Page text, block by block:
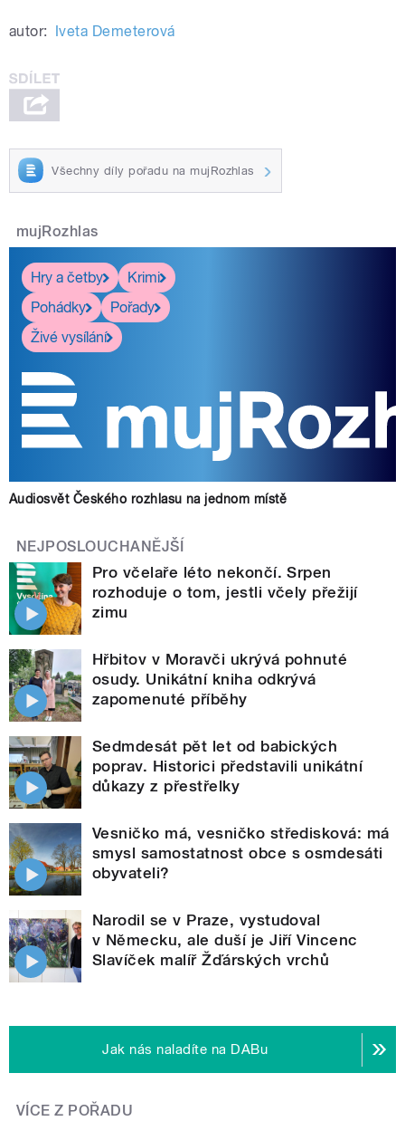
autor: Iveta Demeterová
Všechny díly pořadu na mujRozhlas
mujRozhlas
Hry a četby
Krimi
Pohádky
Pořady
Živé vysílání
Audiosvět Českého rozhlasu na jednom místě
NEJPOSLOUCHANĚJŠÍ
Pro včelaře léto nekončí. Srpen
rozhoduje o tom, jestli včely přežijí
zimu
Hřbitov v Moravči ukrývá pohnuté
osudy. Unikátní kniha odkrývá
zapomenuté příběhy
Sedmdesát pět let od babických
poprav. Historici představili unikátní
důkazy z přestřelky
Vesničko má, vesničko středisková: má
smysl samostatnost obce s osmdesáti
obyvateli?
Narodil se v Praze, vystudoval
v Německu, ale duší je Jiří Vincenc
Slavíček malíř Žďárských vrchů
Jak nás naladíte na DABu
VÍCE Z POŘADU